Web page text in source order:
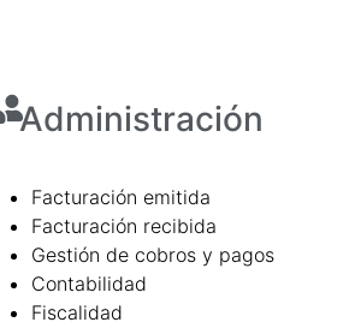
Administración
Facturación emitida
Facturación recibida
Gestión de cobros y pagos
Contabilidad
Fiscalidad